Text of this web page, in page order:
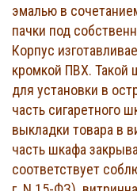
эмалью в
пачки под
Корпус
кромкой ПВХ. Такой
для установки в
часть сигаретного
выкладки товара в
часть шкафа
соответствует